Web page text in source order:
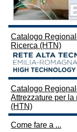
Catalogo
Ricerca (HTN)
Catalogo
Attrezzature per la
(HTN)
Come fare a ...